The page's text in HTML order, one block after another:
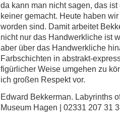
da kann man nicht sagen, das
keiner gemacht. Heute haben
worden sind. Damit arbeitet
nicht nur das Handwerkliche ist
aber über das Handwerkliche
Farbschichten in abstrakt-
figürlicher Weise umgehen zu
ich großen Respekt vor.
Edward Bekkerman. Labyrinths
Museum Hagen | 02331 207 31